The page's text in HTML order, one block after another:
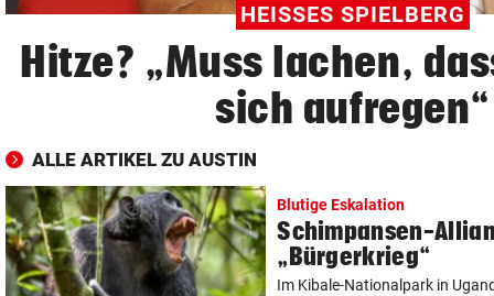
HEISSES SPIELBERG
Hitze? „Muss lachen,
sich aufregen“
ALLE ARTIKEL ZU AUSTIN
Blutige Eskalation
Schimpansen-
„Bürgerkrieg“
Im Kibale-Nationalpark in